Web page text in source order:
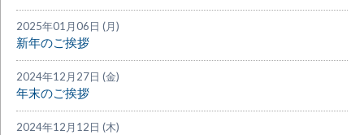
2025年01月06日 (月)
新年のご挨拶
2024年12月27日 (金)
年末のご挨拶
2024年12月12日 (木)